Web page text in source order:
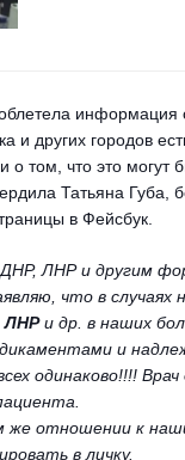
информация
и других городов
о том, что это могут
Татьяна Губа,
в Фейсбук
ЛНР и другим
что в случаях
ЛНРи др. в наших
и
одинаково!!!!
отношении к
в личку.